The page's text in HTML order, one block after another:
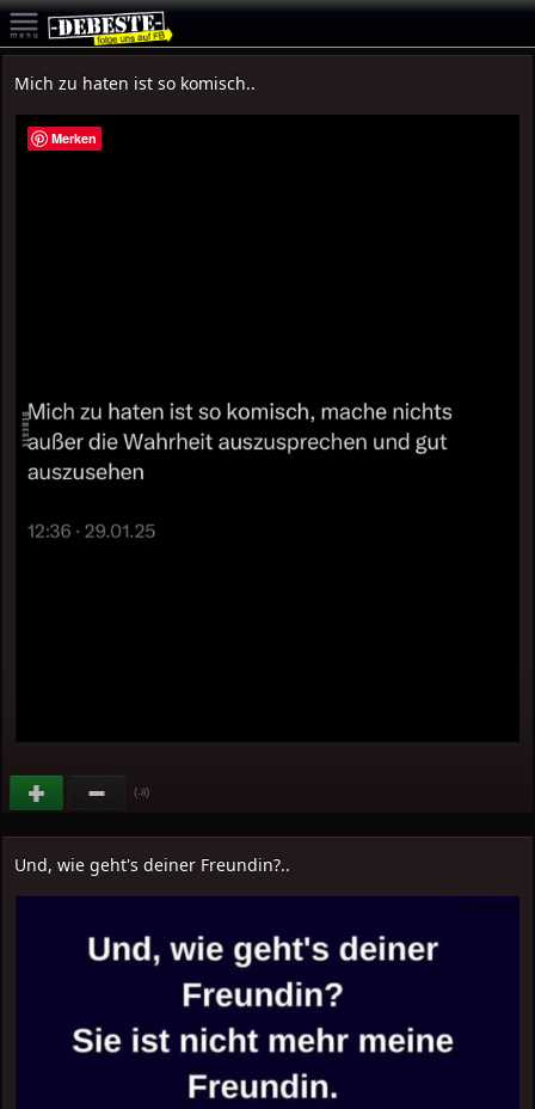
Mich zu haten ist so komisch..
(-8)
Und, wie geht's deiner Freundin?..
Merken